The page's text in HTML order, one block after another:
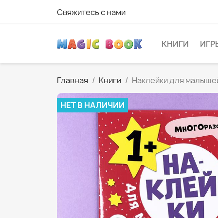
Свяжитесь с нами
КНИГИ
Главная Книги Наклейки для
НЕТ В НАЛИЧИИ